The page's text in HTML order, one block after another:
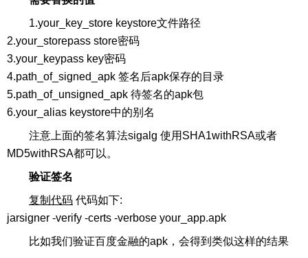
1.your_key_store keystore文件路径
2.your_storepass store密码
3.your_keypass key密码
4.path_of_signed_apk 签名后apk保存的目录
5.path_of_unsigned_apk 待签名的apk包
6.your_alias keystore中的别名
注意上面的签名算法sigalg 使用SHA1withRSA或者
MD5withRSA都可以。
验证签名
复制代码 代码如下:
jarsigner -verify -certs -verbose your_app.apk
比如我们验证百度金融的apk，会得到类似这样的结果